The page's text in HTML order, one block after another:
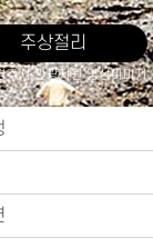
주상절리
주시 관광자원 영상이미지